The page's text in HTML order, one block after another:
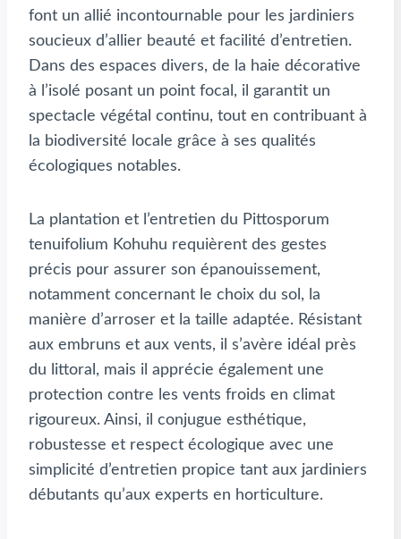
font un allié incontournable pour les jardiniers
soucieux d’allier beauté et facilité d’entretien.
Dans des espaces divers, de la haie décorative
à l’isolé posant un point focal, il garantit un
spectacle végétal continu, tout en contribuant à
la biodiversité locale grâce à ses qualités
écologiques notables.
La plantation et l’entretien du Pittosporum
tenuifolium Kohuhu requièrent des gestes
précis pour assurer son épanouissement,
notamment concernant le choix du sol, la
manière d’arroser et la taille adaptée. Résistant
aux embruns et aux vents, il s’avère idéal près
du littoral, mais il apprécie également une
protection contre les vents froids en climat
rigoureux. Ainsi, il conjugue esthétique,
robustesse et respect écologique avec une
simplicité d’entretien propice tant aux jardiniers
débutants qu’aux experts en horticulture.